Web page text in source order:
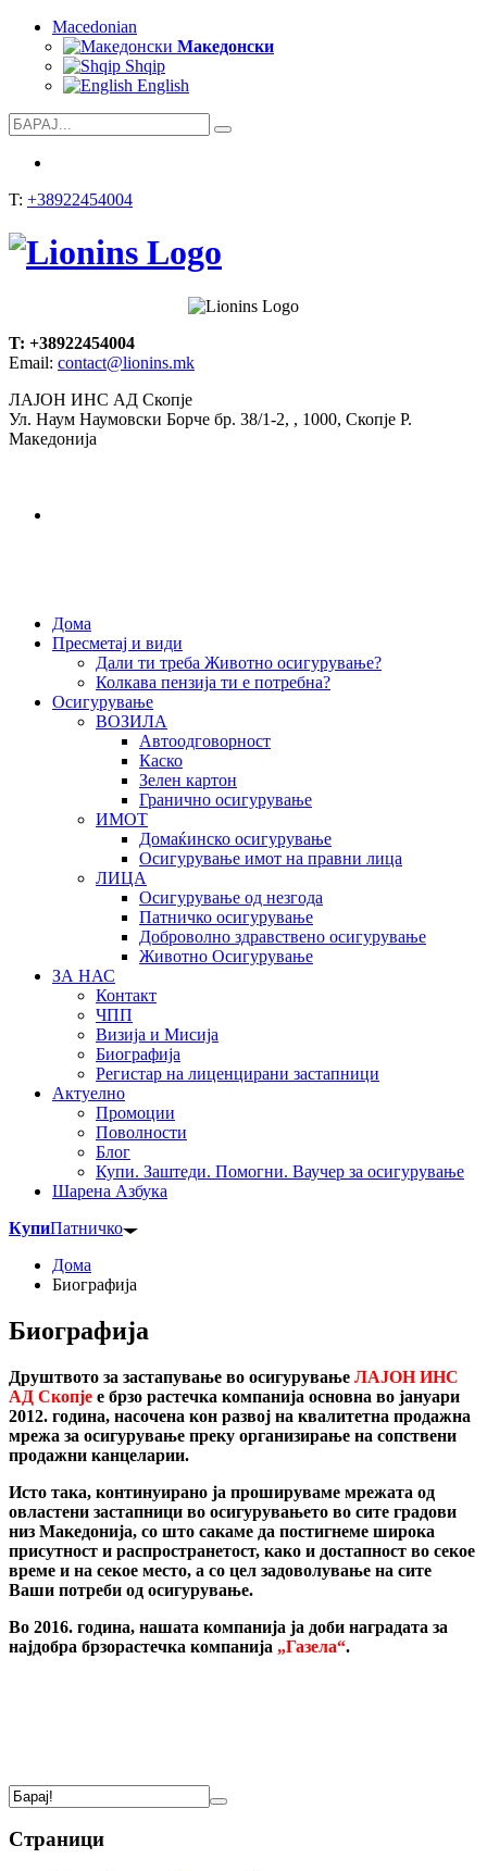
Macedonian
Mакедонски
Shqip
English
T: +38922454004
T: +38922454004
Email: contact@lionins.mk
ЛАЈОН ИНС АД Скопје
Ул. Наум Наумовски Борче бр. 38/1-2, , 1000, Скопје Р.
Македонија
Дома
Пресметај и види
Дали ти треба Животно осигурување?
Колкава пензија ти е потребна?
Осигурување
ВОЗИЛА
Автоодговорност
Каско
Зелен картон
Гранично осигурување
ИМОТ
Домаќинско осигурување
Осигурување имот на правни лица
ЛИЦА
Осигурување од незгода
Патничко осигурување
Доброволно здравствено осигурување
Животно Осигурување
ЗА НАС
Контакт
ЧПП
Визија и Мисија
Биографија
Регистар на лиценцирани застапници
Актуелно
Промоции
Поволности
Блог
Купи. Заштеди. Помогни. Ваучер за осигурување
Шарена Азбука
КупиПатничко
Дома
Биографија
Биографија
Друштвото за застапување во осигурување ЛАЈОН ИНС
АД Скопје е брзо растечка компанија основна во јануари
2012. година, насочена кон развој на квалитетна продажна
мрежа за осигурување преку организирање на сопствени
продажни канцеларии.
Исто така, континуирано ја прошируваме мрежата од
овластени застапници во осигурувањето во сите градови
низ Македонија, со што сакаме да постигнеме широка
присутност и распространетост, како и достапност во секое
време и на секое место, а со цел задоволување на сите
Ваши потреби од осигурување.
Во 2016. година, нашата компанија ја доби наградата за
најдобра брзорастечка компанија „Газела“.
Страници